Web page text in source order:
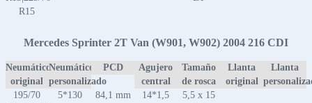
R15
Mercedes Sprinter 2T Van (W901, W902) 2004 216 CDI
Neumático
original
Neumático
personalizado
PCD
Agujero
central
Tamaño
de rosca
Llanta
original
Llanta
195/70
5*130 84,1 mm 14*1,5
5,5 x 15